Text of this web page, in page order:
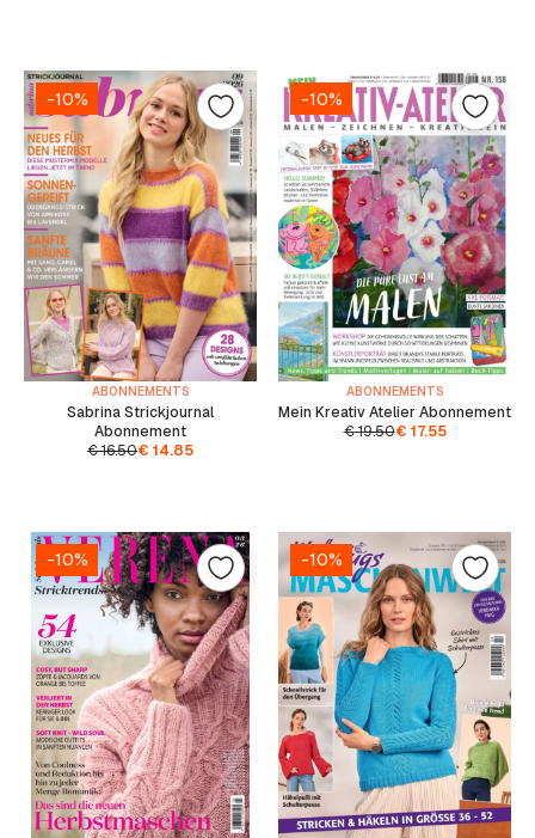
-10%
ABONNEMENTS
Sabrina Strickjournal
Abonnement
€16.50€ 14.85
-10%
ABONNEMENTS
Mein Kreativ Atelier Abonnement
€19.50€ 17.55
-10% -10%